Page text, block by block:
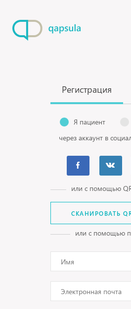
Регистрация
Я пациент
через аккаунт в
или с помощью
СКАНИРОВАТЬ
или с помощью